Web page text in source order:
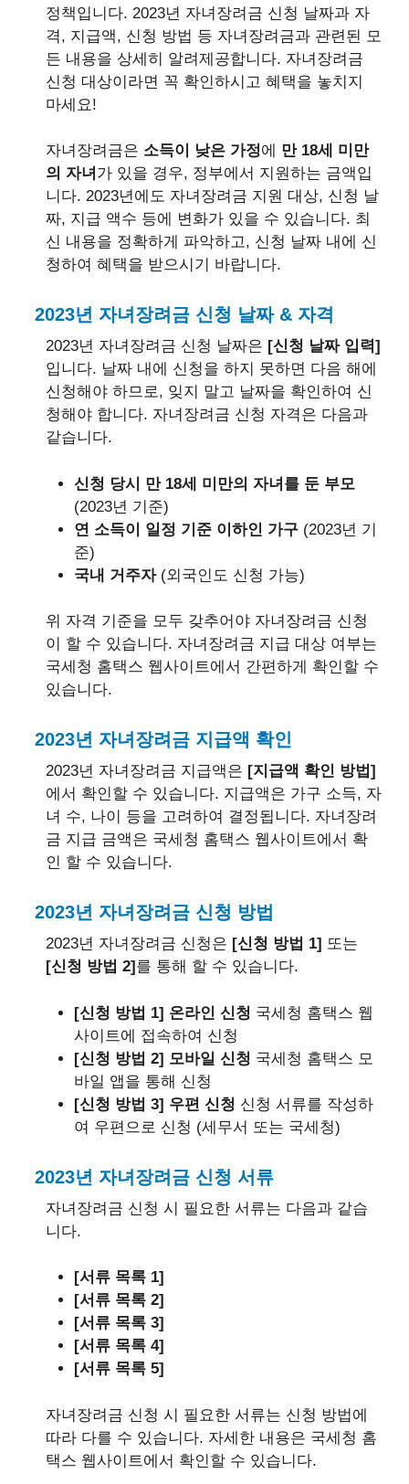
정책입니다. 2023년 자녀장려금 신청 날짜과 자
격, 지급액, 신청 방법 등 자녀장려금과 관련된 모
든 내용을 상세히 알려제공합니다. 자녀장려금
신청 대상이라면 꼭 확인하시고 혜택을 놓치지
마세요!
자녀장려금은 소득이 낮은 가정에 만 18세 미만
의 자녀 가 있을 경우, 정부에서 지원하는 금액입
니다. 2023년에도 자녀장려금 지원 대상, 신청 날
짜, 지급 액수 등에 변화가 있을 수 있습니다. 최
신 내용을 정확하게 파악하고, 신청 날짜 내에 신
청하여 혜택을 받으시기 바랍니다.
2023년 자녀장려금 신청 날짜 & 자격
2023년 자녀장려금 신청 날짜은 [신청 날짜 입력]
입니다. 날짜 내에 신청을 하지 못하면 다음 해에
신청해야 하므로, 잊지 말고 날짜을 확인하여 신
청해야 합니다. 자녀장려금 신청 자격은 다음과
같습니다.
신청 당시 만 18세 미만의 자녀를 둔 부모
(2023년 기준)
연 소득이 일정 기준 이하인 가구 (2023년 기
준)
국내 거주자(외국인도 신청 가능)
위 자격 기준을 모두 갖추어야 자녀장려금 신청
이 할 수 있습니다. 자녀장려금 지급 대상 여부는
국세청 홈택스 웹사이트에서 간편하게 확인할 수
있습니다.
2023년 자녀장려금 지급액 확인
2023년 자녀장려금 지급액은 [지급액 확인 방법]
에서 확인할 수 있습니다. 지급액은 가구 소득, 자
녀 수, 나이 등을 고려하여 결정됩니다. 자녀장려
금 지급 금액은 국세청 홈택스 웹사이트에서 확
인 할 수 있습니다.
2023년 자녀장려금 신청 방법
2023년 자녀장려금 신청은 [신청 방법 1] 또는
[신청 방법 2] 를 통해 할 수 있습니다.
[신청 방법 1] 온라인 신청 국세청 홈택스 웹
사이트에 접속하여 신청
[신청 방법 2] 모바일 신청 국세청 홈택스 모
바일 앱을 통해 신청
[신청 방법 3] 우편 신청 신청 서류를 작성하
여 우편으로 신청 (세무서 또는 국세청)
2023년 자녀장려금 신청 서류
자녀장려금 신청 시 필요한 서류는 다음과 같습
니다.
[서류 목록 1]
[서류 목록 2]
[서류 목록 3]
[서류 목록 4]
[서류 목록 5]
자녀장려금 신청 시 필요한 서류는 신청 방법에
따라 다를 수 있습니다. 자세한 내용은 국세청 홈
택스 웹사이트 에서 확인할 수 있습니다.